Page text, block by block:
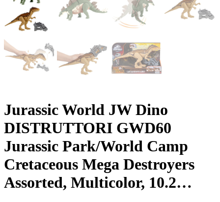
Jurassic World JW Dino
DISTRUTTORI GWD60
Jurassic Park/World Camp
Cretaceous Mega Destroyers
Assorted, Multicolor, 10.2…